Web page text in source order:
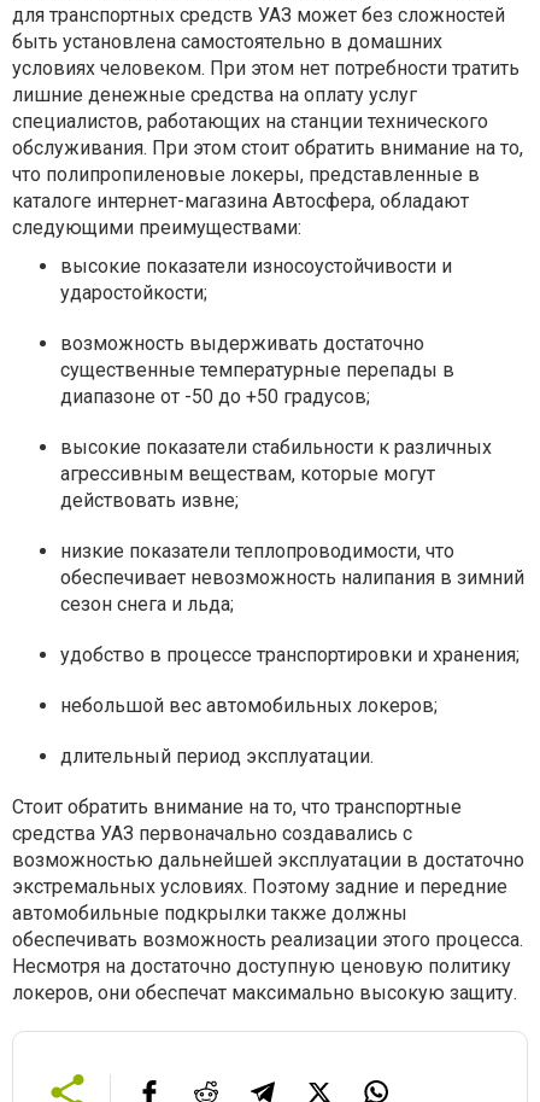
для транспортных средств УАЗ может без сложностей
быть установлена самостоятельно в домашних
условиях человеком. При этом нет потребности тратить
лишние денежные средства на оплату услуг
специалистов, работающих на станции технического
обслуживания. При этом стоит обратить внимание на то,
что полипропиленовые локеры, представленные в
каталоге интернет-магазина Автосфера, обладают
следующими преимуществами:
высокие показатели износоустойчивости и
ударостойкости;
возможность выдерживать достаточно
существенные температурные перепады в
диапазоне от -50 до +50 градусов;
высокие показатели стабильности к различных
агрессивным веществам, которые могут
действовать извне;
низкие показатели теплопроводимости, что
обеспечивает невозможность налипания в зимний
сезон снега и льда;
удобство в процессе транспортировки и хранения;
небольшой вес автомобильных локеров;
длительный период эксплуатации.
Стоит обратить внимание на то, что транспортные
средства УАЗ первоначально создавались с
возможностью дальнейшей эксплуатации в достаточно
экстремальных условиях. Поэтому задние и передние
автомобильные подкрылки также должны
обеспечивать возможность реализации этого процесса.
Несмотря на достаточно доступную ценовую политику
локеров, они обеспечат максимально высокую защиту.